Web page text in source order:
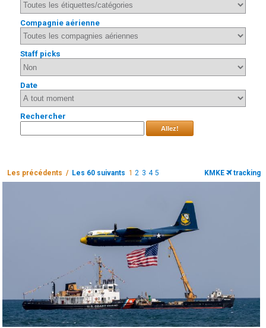
Compagnie aérienne
Staff picks
Date
Rechercher
Allez!
Les précédents / Les 60 suivants 1 2 3 4 5 KMKE tracking